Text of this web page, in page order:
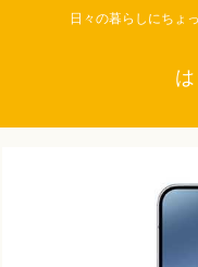
日々の暮らしにちょ